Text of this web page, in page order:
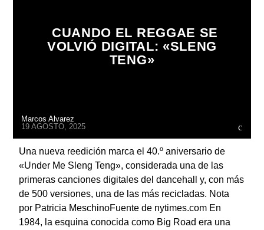
CUANDO EL REGGAE SE
VOLVIÓ DIGITAL: «SLENG
TENG»
Marcos Alvarez
19 AGOSTO, 2025
Una nueva reedición marca el 40.º aniversario de
«Under Me Sleng Teng», considerada una de las
primeras canciones digitales del dancehall y, con más
de 500 versiones, una de las más recicladas. Nota
por Patricia MeschinoFuente de nytimes.com En
1984, la esquina conocida como Big Road era una